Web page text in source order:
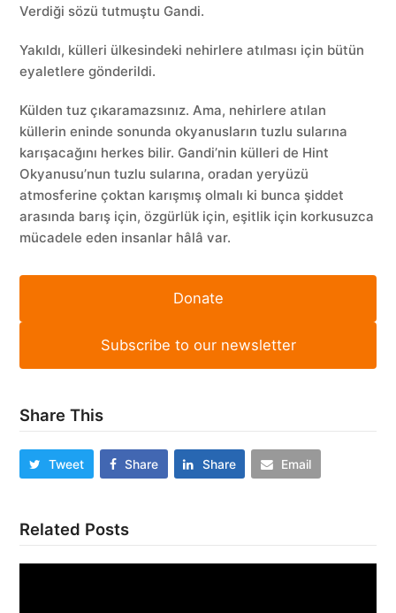
Verdiği sözü tutmuştu Gandi.
Yakıldı, külleri ülkesindeki nehirlere atılması için bütün
eyaletlere gönderildi.
Külden tuz çıkaramazsınız. Ama, nehirlere atılan
küllerin eninde sonunda okyanusların tuzlu sularına
karışacağını herkes bilir. Gandi’nin külleri de Hint
Okyanusu’nun tuzlu sularına, oradan yeryüzü
atmosferine çoktan karışmış olmalı ki bunca şiddet
arasında barış için, özgürlük için, eşitlik için korkusuzca
mücadele eden insanlar hâlâ var.
Donate
Subscribe to our newsletter
Share This
Tweet Share Share Email
Related Posts